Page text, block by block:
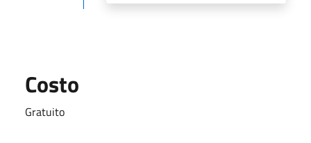
Costo
Gratuito